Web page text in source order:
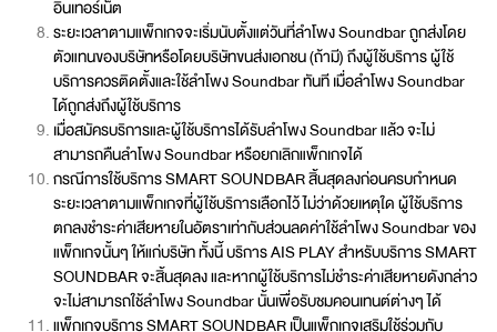
อินเทอร์เน็ต
ระยะเวลาตามแพ็กเกจจะเริ่มนับตั้งแต่วันที่ลำโพง Soundbar ถูกส่งโดย
ตัวแทนของบริษัทหรือโดยบริษัทขนส่งเอกชน (ถ้ามี) ถึงผู้ใช้บริการ ผู้ใช้
บริการควรติดตั้งและใช้ลำโพง Soundbar ทันที เมื่อลำโพง Soundbar
ได้ถูกส่งถึงผู้ใช้บริการ
เมื่อสมัครบริการและผู้ใช้บริการได้รับลำโพง Soundbar แล้ว จะไม่
สามารถคืนลำโพง Soundbar หรือยกเลิกแพ็กเกจได้
กรณีการใช้บริการ SMART SOUNDBAR สิ้นสุดลงก่อนครบกำหนด
ระยะเวลาตามแพ็กเกจที่ผู้ใช้บริการเลือกไว้ ไม่ว่าด้วยเหตุใด ผู้ใช้บริการ
ตกลงชำระค่าเสียหายในอัตราเท่ากับส่วนลดค่าใช้ลำโพง Soundbar ของ
แพ็กเกจนั้นๆ ให้แก่บริษัท ทั้งนี้ บริการ AIS PLAY สำหรับบริการ SMART
SOUNDBAR จะสิ้นสุดลง และหากผู้ใช้บริการไม่ชำระค่าเสียหายดังกล่าว
จะไม่สามารถใช้ลำโพง Soundbar นั้นเพื่อรับชมคอนเทนต์ต่างๆ ได้
แพ็กเกจบริการ SMART SOUNDBAR เป็นแพ็กเกจเสริมใช้ร่วมกับ